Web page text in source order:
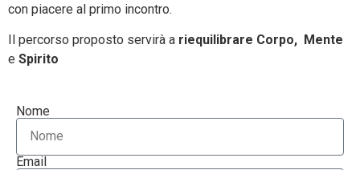
con piacere al primo incontro.
Il percorso proposto servirà a riequilibrare Corpo, Mente
e Spirito
Nome
Email